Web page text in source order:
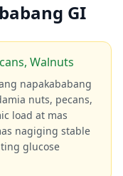
GI
Walnuts
napakababang
nuts, pecans,
load at mas
nagiging stable
glucose